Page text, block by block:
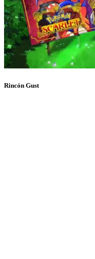
Rincón Gust